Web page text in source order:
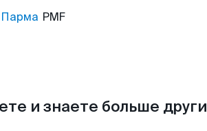
Парма PMF
и знаете больше